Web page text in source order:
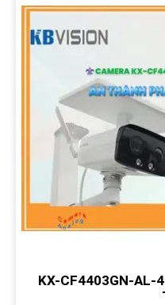
KX-CF4403GN-AL-